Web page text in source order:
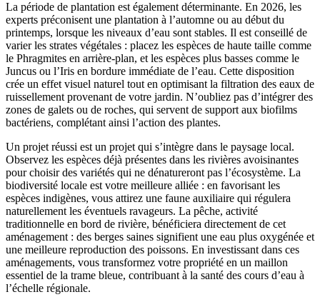
La période de plantation est également déterminante. En 2026, les
experts préconisent une plantation à l’automne ou au début du
printemps, lorsque les niveaux d’eau sont stables. Il est conseillé de
varier les strates végétales : placez les espèces de haute taille comme
le Phragmites en arrière-plan, et les espèces plus basses comme le
Juncus ou l’Iris en bordure immédiate de l’eau. Cette disposition
crée un effet visuel naturel tout en optimisant la filtration des eaux de
ruissellement provenant de votre jardin. N’oubliez pas d’intégrer des
zones de galets ou de roches, qui servent de support aux biofilms
bactériens, complétant ainsi l’action des plantes.
Un projet réussi est un projet qui s’intègre dans le paysage local.
Observez les espèces déjà présentes dans les rivières avoisinantes
pour choisir des variétés qui ne dénatureront pas l’écosystème. La
biodiversité locale est votre meilleure alliée : en favorisant les
espèces indigènes, vous attirez une faune auxiliaire qui régulera
naturellement les éventuels ravageurs. La pêche, activité
traditionnelle en bord de rivière, bénéficiera directement de cet
aménagement : des berges saines signifient une eau plus oxygénée et
une meilleure reproduction des poissons. En investissant dans ces
aménagements, vous transformez votre propriété en un maillon
essentiel de la trame bleue, contribuant à la santé des cours d’eau à
l’échelle régionale.